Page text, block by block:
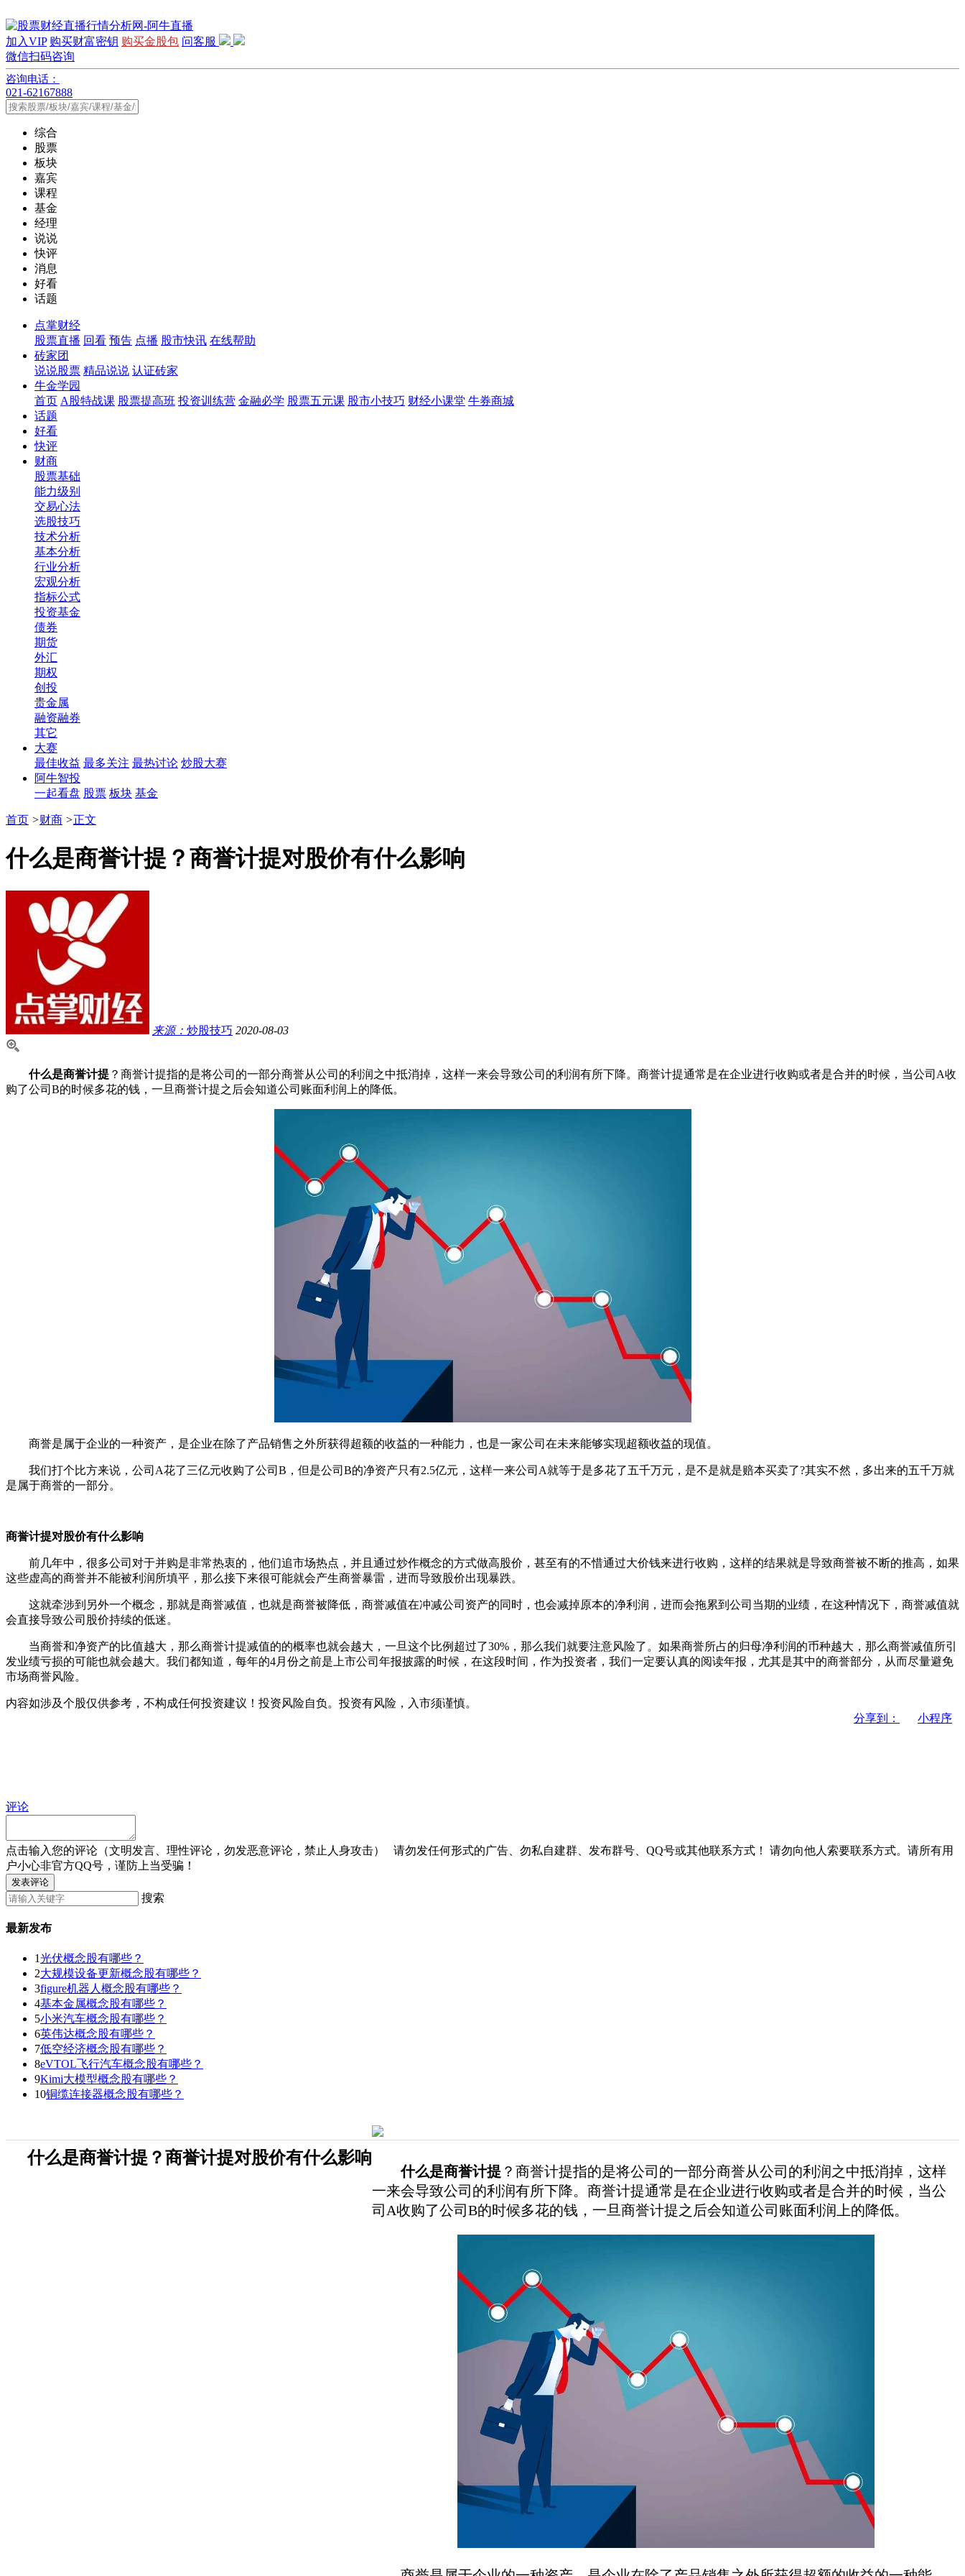
加入VIP 购买财富密钥 购买金股包 问客服
微信扫码咨询
咨询电话：
021-62167888
综合
股票
板块
嘉宾
课程
基金
经理
说说
快评
消息
好看
话题
点掌财经
股票直播 回看 预告 点播 股市快讯 在线帮助
砖家团
说说股票 精品说说 认证砖家
牛金学园
首页 A股特战课 股票提高班 投资训练营 金融必学 股票五元课 股市小技巧 财经小课堂 牛券商城
话题
好看
快评
财商
股票基础
能力级别
交易心法
选股技巧
技术分析
基本分析
行业分析
宏观分析
指标公式
投资基金
债券
期货
外汇
期权
创投
贵金属
融资融券
其它
大赛
最佳收益 最多关注 最热讨论 炒股大赛
阿牛智投
一起看盘 股票 板块 基金
首页 >财商 >正文
什么是商誉计提？商誉计提对股价有什么影响
来源： 炒股技巧 2020-08-03
什么是商誉计提 ？商誉计提指的是将公司的一部分商誉从公司的利润之中抵消掉，这样一来会导致公司的利润有所下降。商誉计提通常是在企业进行收购或者是合并的时候，当公司A收
购了公司B的时候多花的钱，一旦商誉计提之后会知道公司账面利润上的降低。
商誉是属于企业的一种资产，是企业在除了产品销售之外所获得超额的收益的一种能力，也是一家公司在未来能够实现超额收益的现值。
我们打个比方来说，公司A花了三亿元收购了公司B，但是公司B的净资产只有2.5亿元，这样一来公司A就等于是多花了五千万元，是不是就是赔本买卖了?其实不然，多出来的五千万就
是属于商誉的一部分。
商誉计提对股价有什么影响
前几年中，很多公司对于并购是非常热衷的，他们追市场热点，并且通过炒作概念的方式做高股价，甚至有的不惜通过大价钱来进行收购，这样的结果就是导致商誉被不断的推高，如果
这些虚高的商誉并不能被利润所填平，那么接下来很可能就会产生商誉暴雷，进而导致股价出现暴跌。
这就牵涉到另外一个概念，那就是商誉减值，也就是商誉被降低，商誉减值在冲减公司资产的同时，也会减掉原本的净利润，进而会拖累到公司当期的业绩，在这种情况下，商誉减值就
会直接导致公司股价持续的低迷。
当商誉和净资产的比值越大，那么商誉计提减值的的概率也就会越大，一旦这个比例超过了30%，那么我们就要注意风险了。如果商誉所占的归母净利润的币种越大，那么商誉减值所引
发业绩亏损的可能也就会越大。我们都知道，每年的4月份之前是上市公司年报披露的时候，在这段时间，作为投资者，我们一定要认真的阅读年报，尤其是其中的商誉部分，从而尽量避免
市场商誉风险。
内容如涉及个股仅供参考，不构成任何投资建议！投资风险自负。投资有风险，入市须谨慎。
分享到：
小程序
评论
点击输入您的评论（文明发言、理性评论，勿发恶意评论，禁止人身攻击） 请勿发任何形式的广告、勿私自建群、发布群号、QQ号或其他联系方式！
请勿向他人索要联系方式。请所有用
户小心非官方QQ号，谨防上当受骗！
发表评论
搜索
最新发布
1光伏概念股有哪些？
2大规模设备更新概念股有哪些？
3figure机器人概念股有哪些？
4基本金属概念股有哪些？
5小米汽车概念股有哪些？
6英伟达概念股有哪些？
7低空经济概念股有哪些？
8eVTOL飞行汽车概念股有哪些？
9Kimi大模型概念股有哪些？
10铜缆连接器概念股有哪些？
什么是商誉计提？商誉计提对股价有什么影响
什么是商誉计提 ？商誉计提指的是将公司的一部分商誉从公司的利润之中抵消掉，这样
一来会导致公司的利润有所下降。商誉计提通常是在企业进行收购或者是合并的时候，当公
司A收购了公司B的时候多花的钱，一旦商誉计提之后会知道公司账面利润上的降低。